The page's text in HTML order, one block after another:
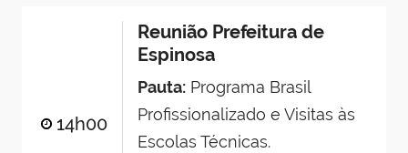
14h00
Reunião Prefeitura de
Espinosa
Pauta:Programa Brasil
Profissionalizado e Visitas às
Escolas Técnicas.